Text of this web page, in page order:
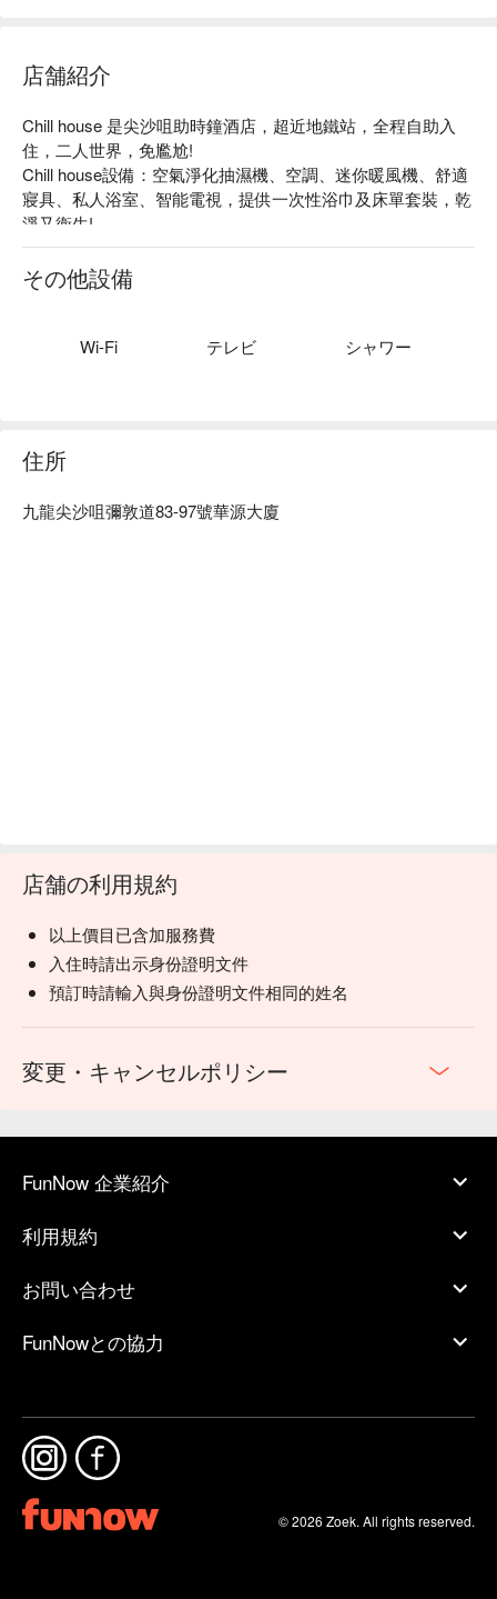
店舗紹介
Chill house 是尖沙咀助時鐘酒店，超近地鐵站，全程自助入
住，二人世界，免尷尬!
Chill house設備：空氣淨化抽濕機、空調、迷你暖風機、舒適
寢具、私人浴室、智能電視，提供一次性浴巾及床單套裝，乾
淨又衛生!
Chill house 推薦：任睇 Netflix / YouTube、交通便利、全程自
助 check-in/check-out!
Chill house 爆房、Chill house 自助時鐘酒店、Chill house 尖沙
その他設備
Wi-Fi テレビ シャワー
住所
九龍尖沙咀彌敦道83-97號華源大廈
店舗の利用規約
以上價目已含加服務費
入住時請出示身份證明文件
預訂時請輸入與身份證明文件相同的姓名
変更・キャンセルポリシー
FunNow 企業紹介
利用規約
お問い合わせ
FunNowとの協力
© 2026 Zoek. All rights reserved.